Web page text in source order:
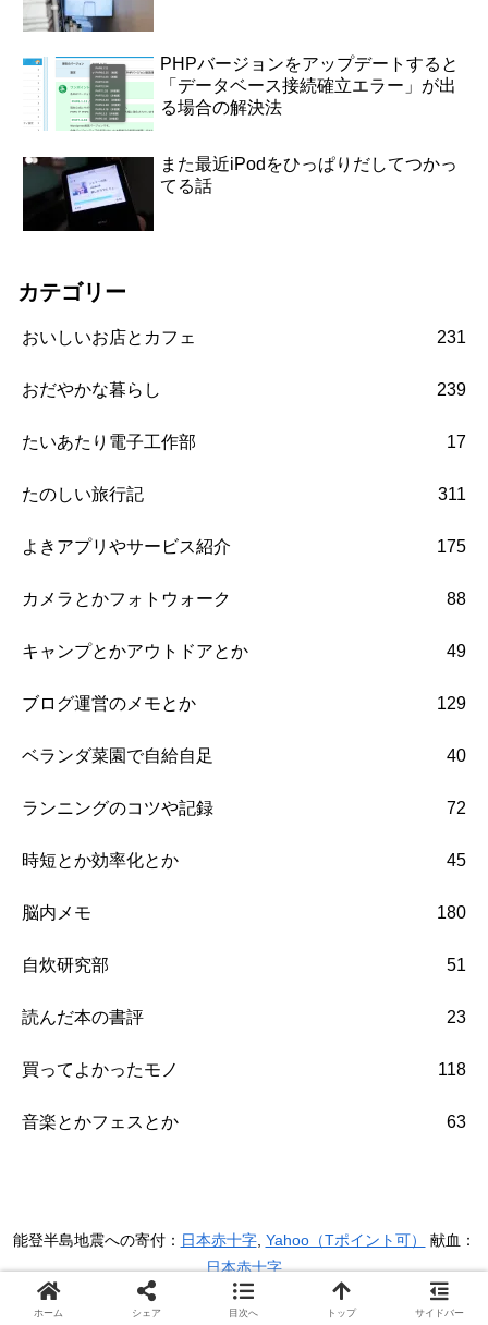
PHPバージョンをアップデートすると
「データベース接続確立エラー」が出
る場合の解決法
また最近iPodをひっぱりだしてつかっ
てる話
カテゴリー
おいしいお店とカフェ 231
おだやかな暮らし 239
たいあたり電子工作部 17
たのしい旅行記 311
よきアプリやサービス紹介 175
カメラとかフォトウォーク 88
キャンプとかアウトドアとか 49
ブログ運営のメモとか 129
ベランダ菜園で自給自足 40
ランニングのコツや記録 72
時短とか効率化とか 45
脳内メモ 180
自炊研究部 51
読んだ本の書評 23
買ってよかったモノ 118
音楽とかフェスとか 63
能登半島地震への寄付： 日本赤十字, Yahoo（Tポイント可）
献血：
日本赤十字
Copyright © yawn All Rights Reserved.
ホーム シェア 目次へ トップ サイドバー